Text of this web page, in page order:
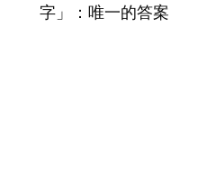
字」：唯一的答案